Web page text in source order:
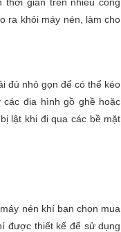
ra khỏi máy nén, làm cho
đủ nhỏ gọn để có thể kéo
địa hình gồ ghề hoặc
lật khi đi qua các bề mặt
nén khí bạn chọn mua
được thiết kế để sử dụng